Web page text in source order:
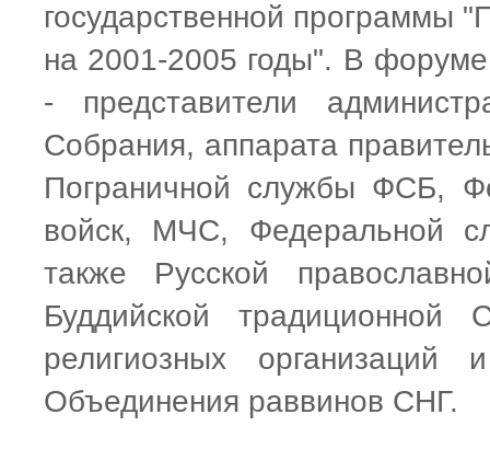
государственной программы
на 2001-2005 годы". В
- представители
Собрания, аппарата
Пограничной службы ФСБ,
войск, МЧС, Федеральной
также Русской
Буддийской традиционной
религиозных
Объединения раввинов СНГ.